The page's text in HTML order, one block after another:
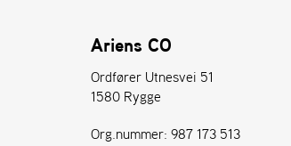
Ariens CO
Ordfører Utnesvei 51
1580 Rygge
Org.nummer: 987 173 513